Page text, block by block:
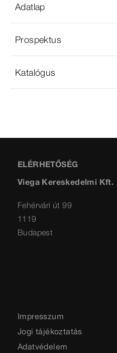
Adatlap
Prospektus
Katalógus
ELÉRHETŐSÉG
Viega Kereskedelmi Kft.
Fehérvári út 99
1119
Budapest
Impresszum
Jogi tájékoztatás
Adatvédelem